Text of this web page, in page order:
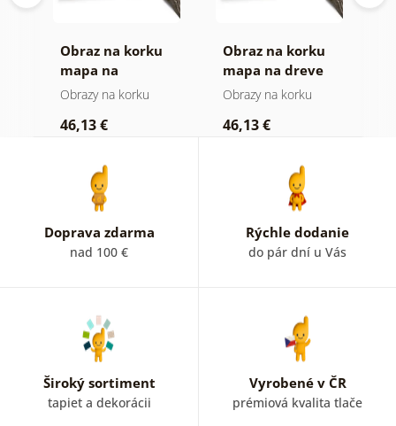
Obraz na korku
mapa na
drevenom pozadí
Obrazy na korku
46,13 €
Obraz na korku
mapa na dreve
Obrazy na korku
46,13 €
Doprava zdarma
nad 100 €
Rýchle dodanie
do pár dní u Vás
Široký sortiment
tapiet a dekorácii
Vyrobené v ČR
prémiová kvalita tlače